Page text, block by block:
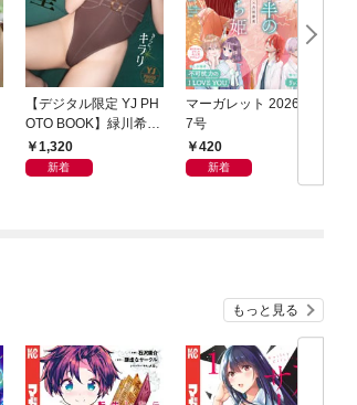
【デジタル限定 YJ PH
OTO BOOK】緑川希星
写真集「きらら、キラ
リ」
1,320
新着
マーガレット 2026年1
7号
420
新着
もっと見る